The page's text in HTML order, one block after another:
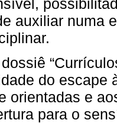
auxiliar numa
do escape
orientadas e
para o